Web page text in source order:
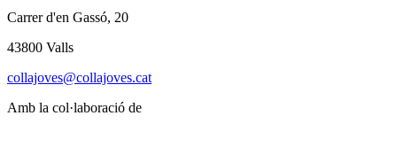
Carrer d'en Gassó, 20
43800 Valls
collajoves@collajoves.cat
Amb la col·laboració de